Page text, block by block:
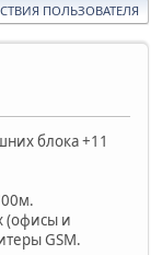
ПОЛЬЗОВАТЕЛЯ
блока +11
(офисы и
GSM.